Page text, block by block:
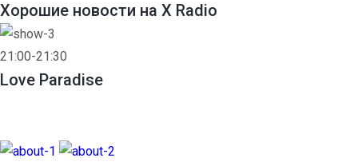
Хорошие новости на X Radio
21:00-21:30
Love Paradise